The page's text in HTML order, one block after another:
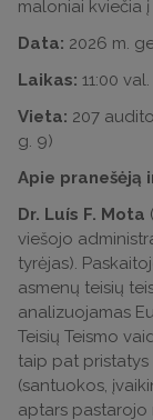
maloniai kviečia į
Data: 2026 m.
Laikas: 11:00 val.
Vieta: 207
g. 9)
Apie pranešėją
Dr. Luís F. Mota
viešojo
tyrėjas).
asmenų teisių
analizuojamas
Teisių Teismo
taip pat
(santuokos,
aptars pastarojo